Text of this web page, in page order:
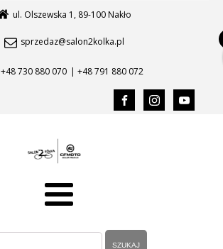
ul. Olszewska 1, 89-100 Nakło
sprzedaz@salon2kolka.pl
+48 730 880 070 | +48 791 880 072